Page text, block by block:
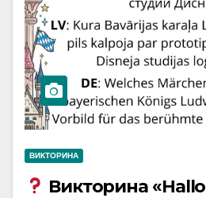
ВИКТОРИНА
Викторина «Hallo